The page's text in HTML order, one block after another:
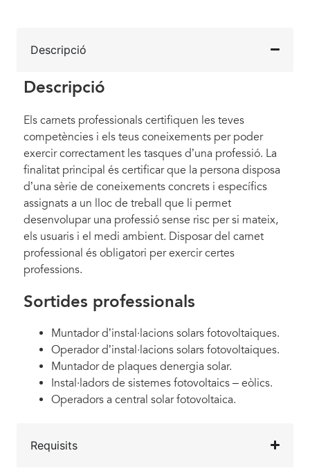
Descripció
Descripció
Els carnets professionals certifiquen les teves
competències i els teus coneixements per poder
exercir correctament les tasques d’una professió. La
finalitat principal és certificar que la persona disposa
d’una sèrie de coneixements concrets i específics
assignats a un lloc de treball que li permet
desenvolupar una professió sense risc per si mateix,
els usuaris i el medi ambient. Disposar del carnet
professional és obligatori per exercir certes
professions.
Sortides professionals
Muntador d’instal·lacions solars fotovoltaiques.
Operador d’instal·lacions solars fotovoltaiques.
Muntador de plaques denergia solar.
Instal·ladors de sistemes fotovoltaics – eòlics.
Operadors a central solar fotovoltaica.
Requisits